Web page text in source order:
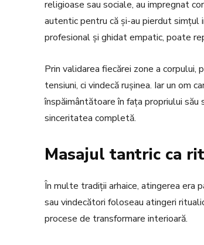
religioase sau sociale, au impregnat
autentic pentru că și-au pierdut simțul
profesional și ghidat empatic, poate
Prin validarea fiecărei zone a corpului,
tensiuni, ci vindecă rușinea. Iar un om
înspăimântătoare în fața propriului său
sinceritatea completă.
Masajul tantric ca
În multe tradiții arhaice, atingerea era
sau vindecători foloseau atingeri
procese de transformare interioară.